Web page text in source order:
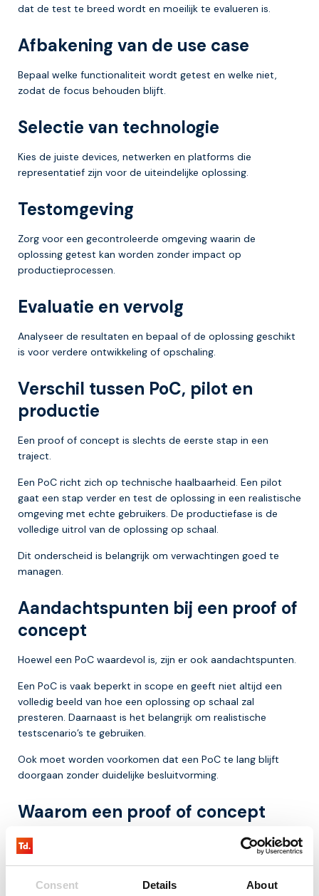
Consent Details About
dat de test te breed wordt en moeilijk te evalueren is.
Afbakening van de use case
Bepaal welke functionaliteit wordt getest en welke niet,
zodat de focus behouden blijft.
Selectie van technologie
Kies de juiste devices, netwerken en platforms die
representatief zijn voor de uiteindelijke oplossing.
Testomgeving
Zorg voor een gecontroleerde omgeving waarin de
oplossing getest kan worden zonder impact op
productieprocessen.
Evaluatie en vervolg
Analyseer de resultaten en bepaal of de oplossing geschikt
is voor verdere ontwikkeling of opschaling.
Verschil tussen PoC, pilot en
productie
Een proof of concept is slechts de eerste stap in een
traject.
Een PoC richt zich op technische haalbaarheid. Een pilot
gaat een stap verder en test de oplossing in een realistische
omgeving met echte gebruikers. De productiefase is de
volledige uitrol van de oplossing op schaal.
Dit onderscheid is belangrijk om verwachtingen goed te
managen.
Aandachtspunten bij een proof of
concept
Hoewel een PoC waardevol is, zijn er ook aandachtspunten.
Een PoC is vaak beperkt in scope en geeft niet altijd een
volledig beeld van hoe een oplossing op schaal zal
presteren. Daarnaast is het belangrijk om realistische
testscenario’s te gebruiken.
Ook moet worden voorkomen dat een PoC te lang blijft
doorgaan zonder duidelijke besluitvorming.
Waarom een proof of concept
belangrijk is
IoT projecten kunnen complex zijn en bestaan uit meerdere
lagen, zoals hardware, connectiviteit en software. Een proof